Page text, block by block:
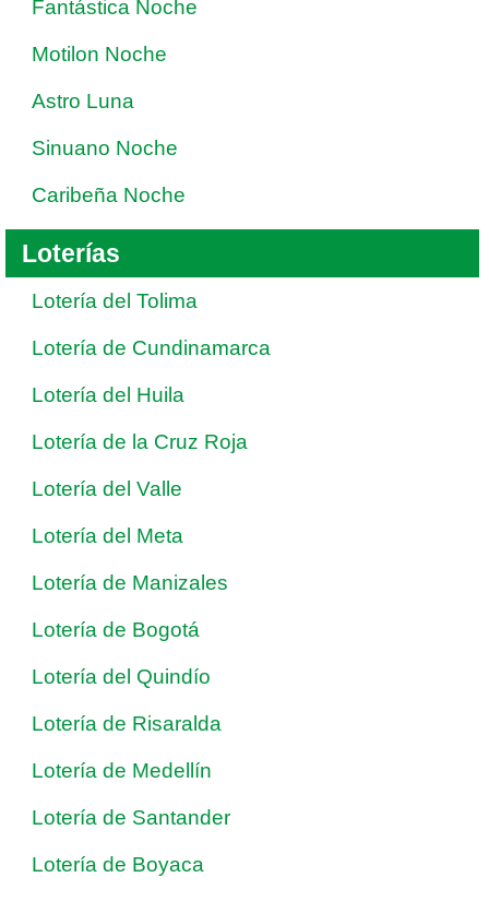
Fantástica Noche
Motilon Noche
Astro Luna
Sinuano Noche
Caribeña Noche
Loterías
Lotería del Tolima
Lotería de Cundinamarca
Lotería del Huila
Lotería de la Cruz Roja
Lotería del Valle
Lotería del Meta
Lotería de Manizales
Lotería de Bogotá
Lotería del Quindío
Lotería de Risaralda
Lotería de Medellín
Lotería de Santander
Lotería de Boyaca